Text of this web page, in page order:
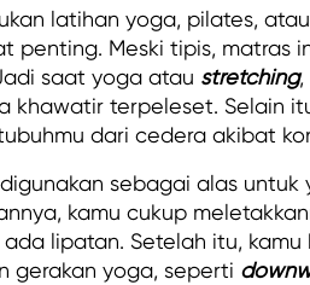
latihan yoga, pilates, atau
penting. Meski tipis, matras
saat yoga atau stretching,
khawatir terpeleset. Selain
dari cedera akibat
sebagai alas untuk
kamu cukup
lipatan. Setelah itu, kamu
gerakan yoga, seperti